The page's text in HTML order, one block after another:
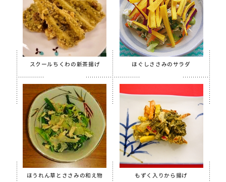
学校給食用カルシウム米
えごまふりかけ
【只今休売中】菜の花ふりかけ
沖縄パインゼリー
すだちゼリー
ブルーベリーゼリーCFE
北海道シュレッドチーズ
給食用 毎日骨太 MBP® ベビーチーズ
クラスメイト
うの花コロッケ（ひじき入り）
スクールちくわの新茶揚げ ほぐしささみのサラダ
ほうれん草とささみの和え物 もずく入りから揚げ